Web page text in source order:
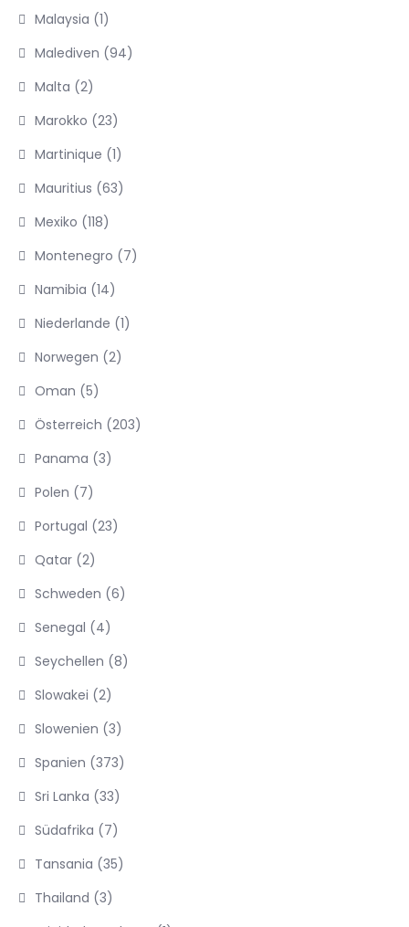
Malaysia (1)
Malediven (94)
Malta (2)
Marokko (23)
Martinique (1)
Mauritius (63)
Mexiko (118)
Montenegro (7)
Namibia (14)
Niederlande (1)
Norwegen (2)
Oman (5)
Österreich (203)
Panama (3)
Polen (7)
Portugal (23)
Qatar (2)
Schweden (6)
Senegal (4)
Seychellen (8)
Slowakei (2)
Slowenien (3)
Spanien (373)
Sri Lanka (33)
Südafrika (7)
Tansania (35)
Thailand (3)